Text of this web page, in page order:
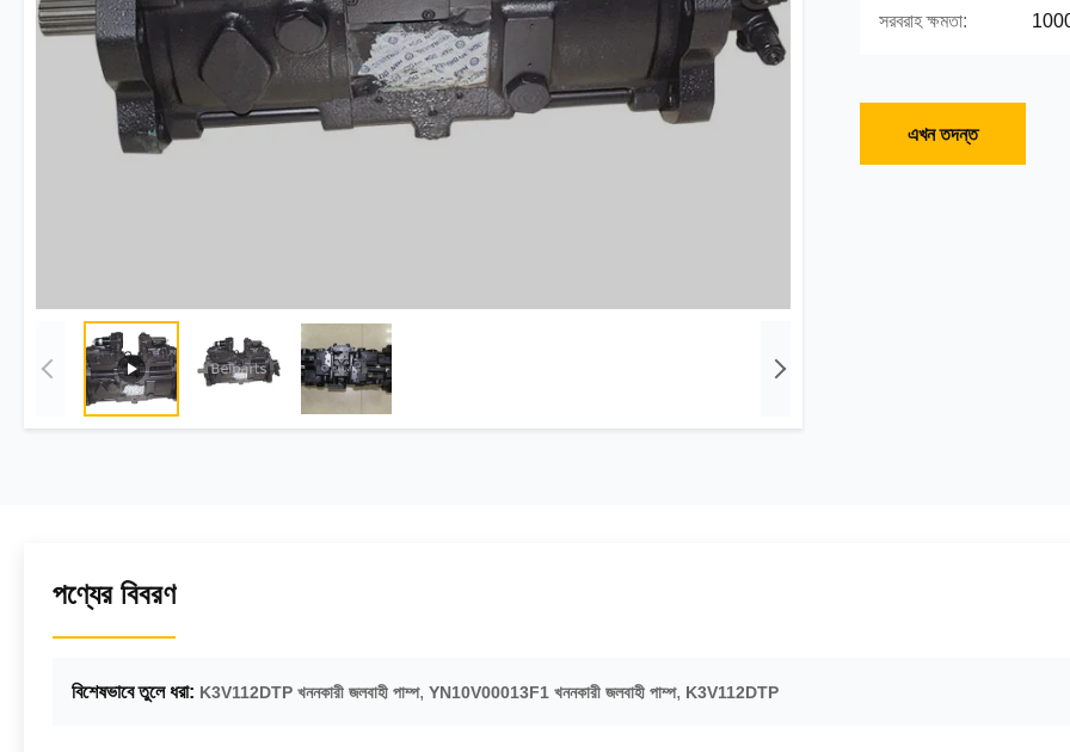
সরবরাহ ক্ষমতা:
এখন তদন্ত
পণ্যের বিবরণ
বিশেষভাবে তুলে ধরা: K3V112DTP খননকারী জলবাহী পাম্প, YN10V00013F1 খননকারী জলবাহী পাম্প, K3V112DTP